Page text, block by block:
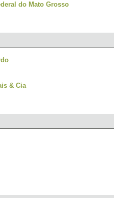
do Mato Grosso
& Cia